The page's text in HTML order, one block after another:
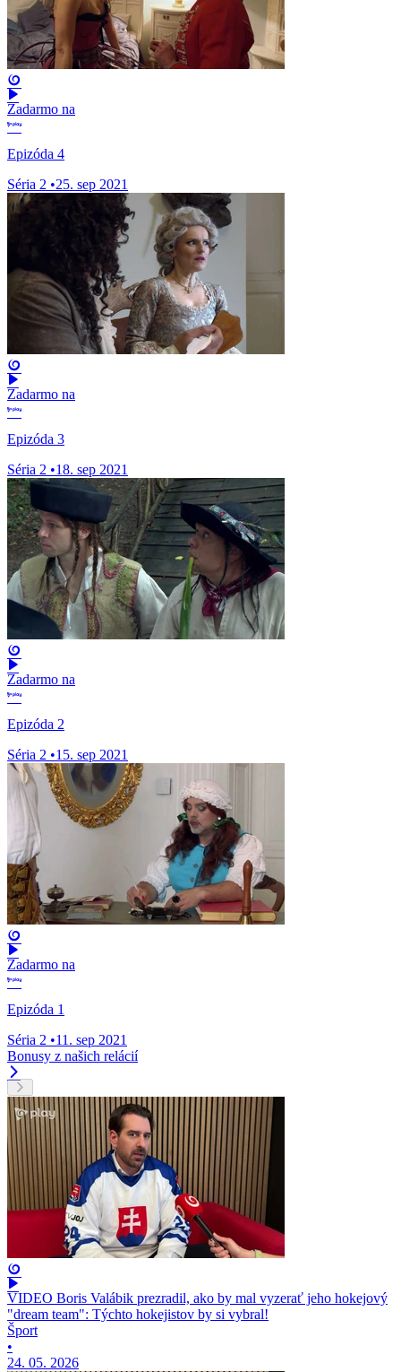
Zadarmo na
Epizóda 4
Séria 2 •25. sep 2021
Zadarmo na
Epizóda 3
Séria 2 •18. sep 2021
Zadarmo na
Epizóda 2
Séria 2 •15. sep 2021
Zadarmo na
Epizóda 1
Séria 2 •11. sep 2021
Bonusy z našich relácií
VIDEO Boris Valábik prezradil, ako by mal vyzerať jeho hokejový
"dream team": Týchto hokejistov by si vybral!
Šport
•
24. 05. 2026